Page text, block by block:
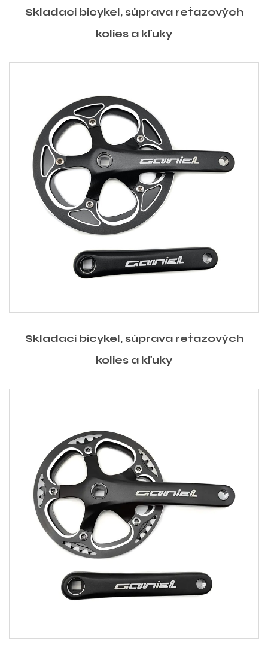
Skladací bicykel, súprava reťazových
kolies a kľuky
Skladací bicykel, súprava reťazových
kolies a kľuky